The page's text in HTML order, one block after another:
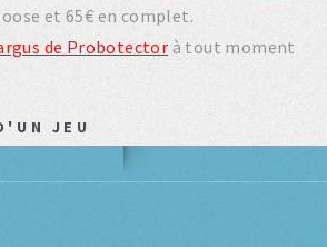
et 65€ en complet.
de Probotector à tout moment
JEU